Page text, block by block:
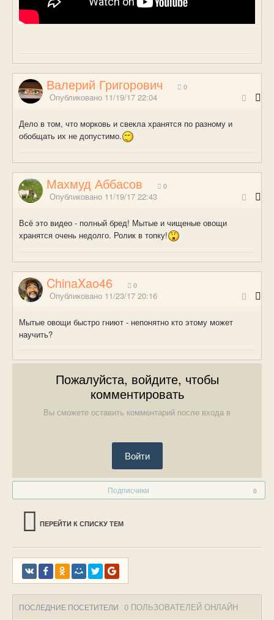
Валерий Григорович 0
Опубликовано 11/19/17 22:04
Дело в том, что морковь и свекла хранятся по разному и
обобщать их не допустимо.
Махмуд Аббасов 0
Опубликовано 11/19/17 22:43
Всё это видео - полный бред! Мытые и чищеные овощи
хранятся очень недолго. Ролик в топку!
ChinaXao46 0
Опубликовано 11/23/17 20:16
Мытые овощи быстро гниют - непонятно кто этому может
научить?
Пожалуйста, войдите, чтобы
комментировать
Вы сможете оставить комментарий после входа в
Войти
Подписчики 0
ПЕРЕЙТИ К СПИСКУ ТЕМ
ПОСЛЕДНИЕ ПОСЕТИТЕЛИ 0 ПОЛЬЗОВАТЕЛЕЙ ОНЛАЙН